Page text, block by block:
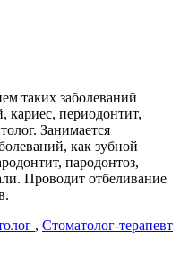
таких заболеваний
кариес, периодонтит,
Занимается
как зубной
пародонтоз,
Проводит отбеливание
, Стоматолог-терапевт